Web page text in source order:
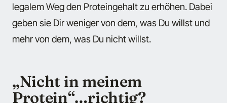
legalem Weg den Proteingehalt zu erhöhen. Dabei
geben sie Dir weniger von dem, was Du willst und
mehr von dem, was Du nicht willst.
„Nicht in meinem
Protein“…richtig?